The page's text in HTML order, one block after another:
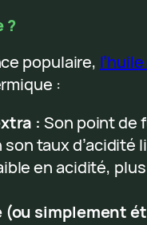
?
populaire,
:
: Son point de
son taux d’acidité
en acidité,
(ou simplement